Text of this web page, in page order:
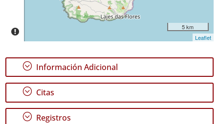
GBIF -
Ocurrencias
🔗 GBIF
España
🔗 GBIF
World
5 km
Leaflet
; Información Adicional
; Citas
; Registros